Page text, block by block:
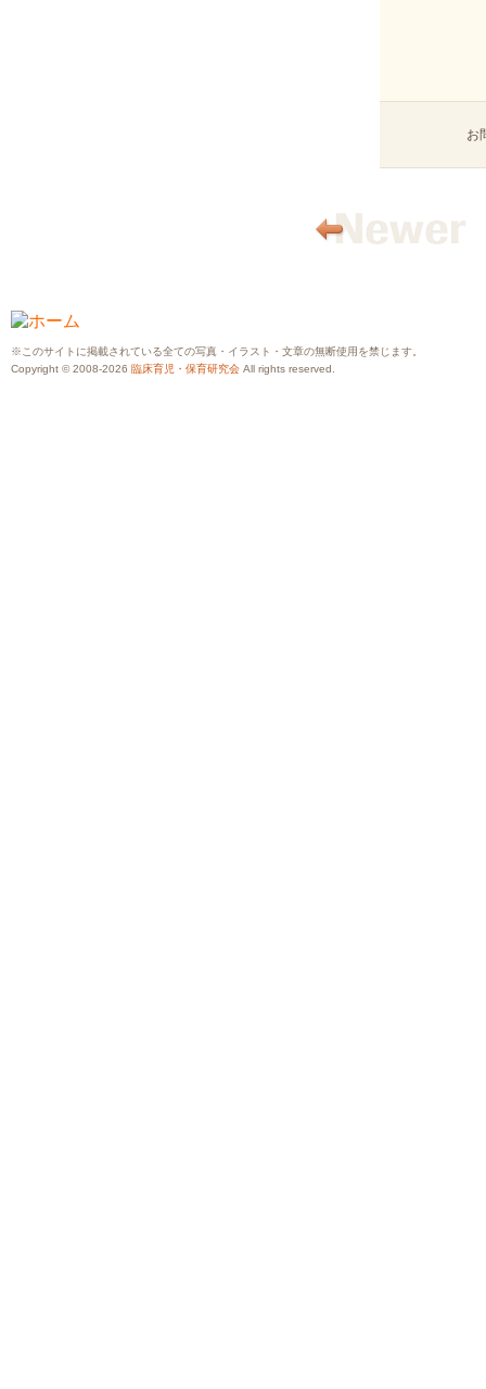
お
※このサイトに掲載されている全ての写真・イラスト・文章の無断使用を禁じます。
Copyright © 2008-2026 臨床育児・保育研究会 All rights reserved.